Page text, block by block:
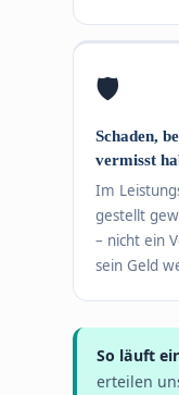
🛡
Schaden,
vermisst
Im
gestellt
– nicht ein
sein Geld
So läuft
erteilen